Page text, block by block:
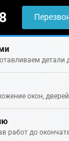
детали
окон,
работ до